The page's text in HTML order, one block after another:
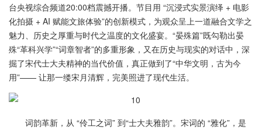
台央视综合频道20:00档震撼开播。节目用 “沉浸式实景演绎 + 电影
化拍摄 + AI 赋能文旅体验”的创新模式，为观众呈上一道融合文学之
魅力、历史之厚重与时代之温度的文化盛宴。“晏殊篇”既勾勒出晏
殊“革科兴学”“词章智者”的多重形象，又在历史与现实的对话中，深
掘了宋代士大夫精神的当代价值，真正做到了“中华文明，古为今
用”—— 让那一缕宋月清辉，完美照进了现代生活。
词韵革新，从 “伶工之词” 到“士大夫雅韵”。宋词的 “雅化”，是